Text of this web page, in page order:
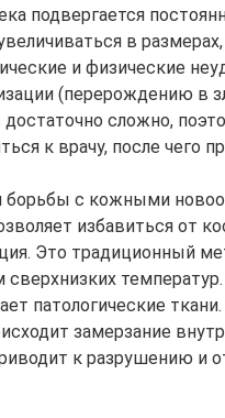
подвергается
в
и физические
(перерождению в
достаточно сложно,
к врачу, после чего
с кожными
избавиться от
Это традиционный
сверхнизких
патологические ткани.
замерзание
к разрушению и